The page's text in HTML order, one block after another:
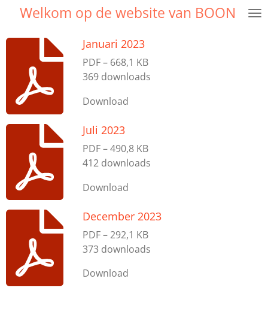
naar
hoofdinhoud
Welkom op de website van BOON
Januari 2023
PDF – 668,1 KB
369 downloads
Download
Juli 2023
PDF – 490,8 KB
412 downloads
Download
December 2023
PDF – 292,1 KB
373 downloads
Download